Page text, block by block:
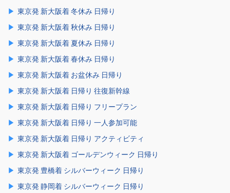
東京発 新大阪着 冬休み 日帰り
東京発 新大阪着 秋休み 日帰り
東京発 新大阪着 夏休み 日帰り
東京発 新大阪着 春休み 日帰り
東京発 新大阪着 お盆休み 日帰り
東京発 新大阪着 日帰り 往復新幹線
東京発 新大阪着 日帰り フリープラン
東京発 新大阪着 日帰り 一人参加可能
東京発 新大阪着 日帰り アクティビティ
東京発 新大阪着 ゴールデンウィーク 日帰り
東京発 豊橋着 シルバーウィーク 日帰り
東京発 静岡着 シルバーウィーク 日帰り